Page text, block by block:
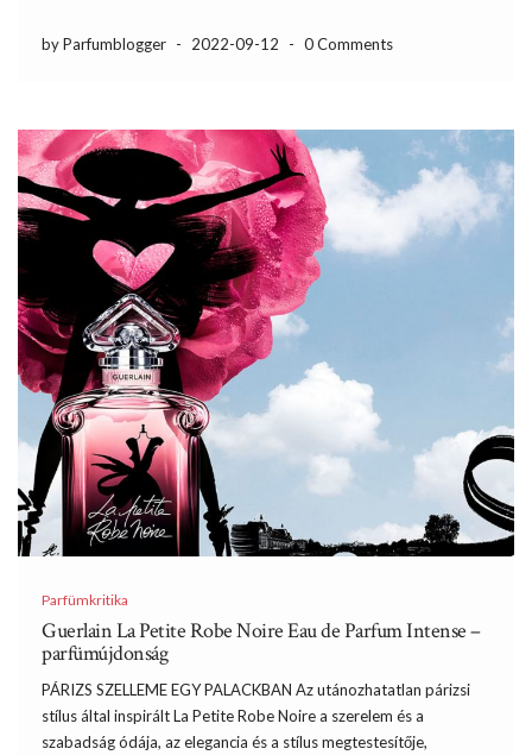
by Parfumblogger - 2022-09-12 - 0 Comments
Parfümkritika
Guerlain La Petite Robe Noire Eau de Parfum Intense –
parfümújdonság
PÁRIZS SZELLEME EGY PALACKBAN Az utánozhatatlan párizsi
stílus által inspirált La Petite Robe Noire a szerelem és a
szabadság ódája, az elegancia és a stílus megtestesítője,